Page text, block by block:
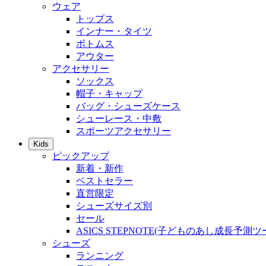
ウェア
トップス
インナー・タイツ
ボトムス
アウター
アクセサリー
ソックス
帽子・キャップ
バッグ・シューズケース
シューレース・中敷
スポーツアクセサリー
Kids
ピックアップ
新着・新作
ベストセラー
直営限定
シューズサイズ別
セール
ASICS STEPNOTE(子どものあし成長予測ツ
シューズ
ランニング